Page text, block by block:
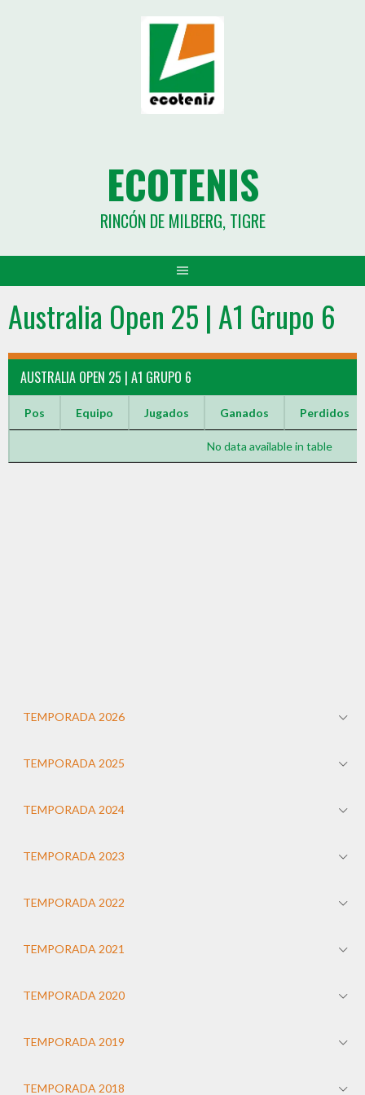
ECOTENIS
RINCÓN DE MILBERG, TIGRE
Australia Open 25 | A1 Grupo 6
AUSTRALIA OPEN 25 | A1 GRUPO 6
Pos Equipo Jugados Ganados Perdidos
No data available in table
TEMPORADA 2026
TEMPORADA 2025
TEMPORADA 2024
TEMPORADA 2023
TEMPORADA 2022
TEMPORADA 2021
TEMPORADA 2020
TEMPORADA 2019
TEMPORADA 2018